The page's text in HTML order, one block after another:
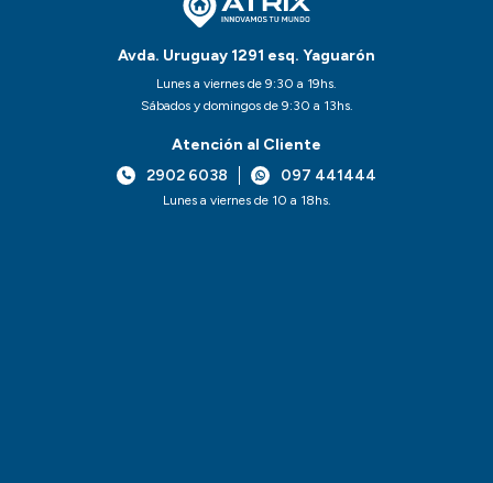
Avda. Uruguay 1291 esq. Yaguarón
Lunes a viernes de 9:30 a 19hs.
Sábados y domingos de 9:30 a 13hs.
Atención al Cliente
2902 6038
097 441444
Lunes a viernes de 10 a 18hs.